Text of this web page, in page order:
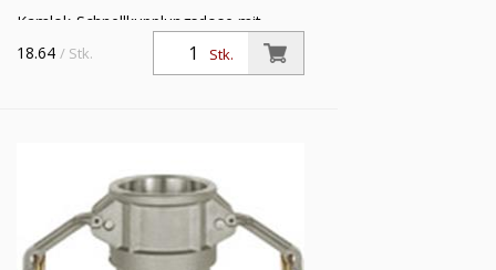
Kamlok-Schnellkupplungsdose mit
Innengewinde, Typ D, Aluminium, G 2
1/2, für Stecker-Ø 76 mm, Druck max.
Stk.
18.64 / Stk.